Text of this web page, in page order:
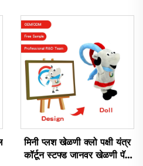
मिनी प्लश खेळणी क्लो पक्षी यंत्र
कॉर्टून स्टफ्ड जानवर खेळणी पॅज